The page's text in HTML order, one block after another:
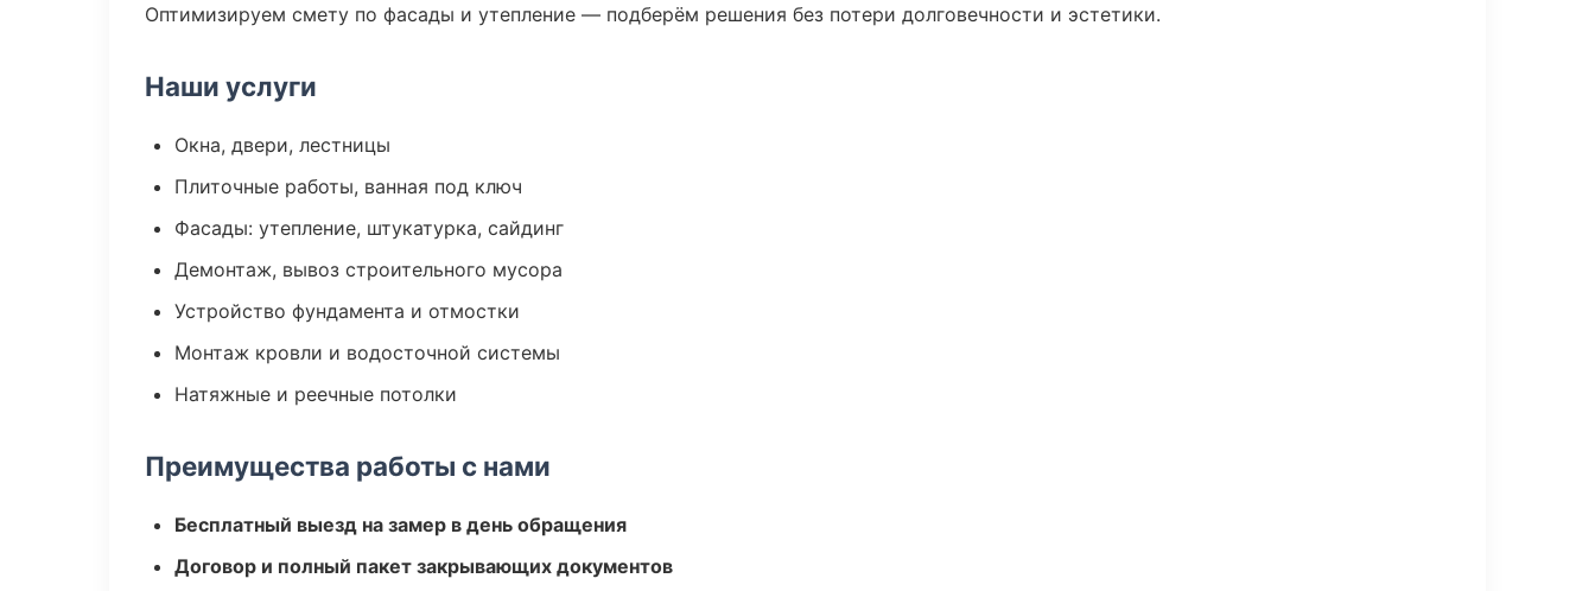
Оптимизируем смету по фасады и утепление — подберём решения без потери долговечности и эстетики.
Наши услуги
Окна, двери, лестницы
Плиточные работы, ванная под ключ
Фасады: утепление, штукатурка, сайдинг
Демонтаж, вывоз строительного мусора
Устройство фундамента и отмостки
Монтаж кровли и водосточной системы
Натяжные и реечные потолки
Преимущества работы с нами
Бесплатный выезд на замер в день обращения
Договор и полный пакет закрывающих документов